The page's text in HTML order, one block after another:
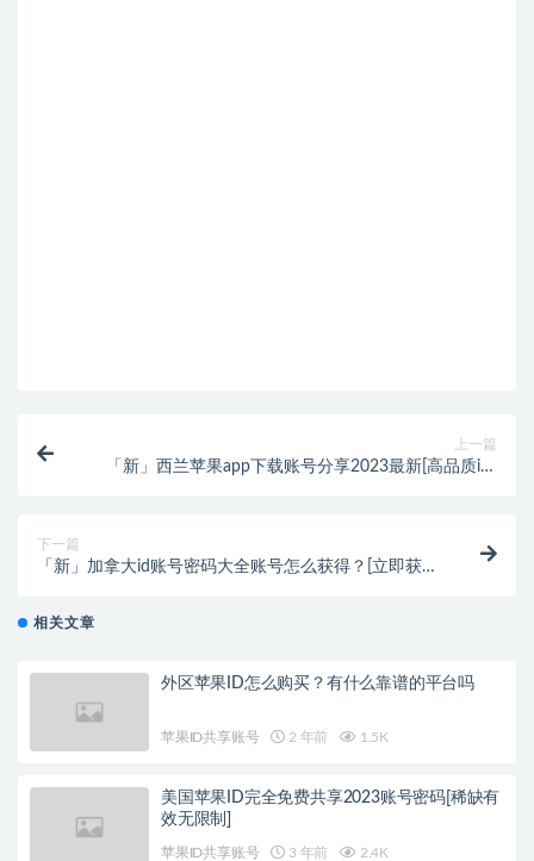
上一篇
「新」西兰苹果app下载账号分享2023最新[高品质ios
下一篇
「新」加拿大id账号密码大全账号怎么获得？[立即获
相关文章
外区苹果ID怎么购买？有什么靠谱的平台吗
苹果ID共享账号 2 年前 1.5K
美国苹果ID完全免费共享2023账号密码[稀缺有
效无限制]
苹果ID共享账号 3 年前 2.4K